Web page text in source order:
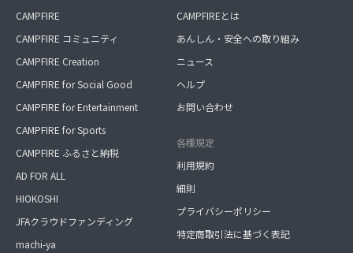
CAMPFIRE
CAMPFIRE コミュニティ
CAMPFIRE Creation
CAMPFIRE for Social Good
CAMPFIRE for Entertainment
CAMPFIRE for Sports
CAMPFIRE ふるさと納税
AD FOR ALL
HIOKOSHI
JFAクラウドファンディング
machi-ya
CAMPFIREとは
あんしん・安全への取り組み
ニュース
ヘルプ
お問い合わせ
各種規定
利用規約
細則
プライバシーポリシー
特定商取引法に基づく表記